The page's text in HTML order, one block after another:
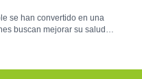
se han convertido en una
buscan mejorar su salud